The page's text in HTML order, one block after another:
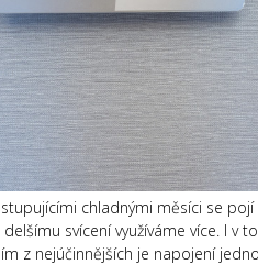
chladnými měsíci se
delšímu svícení využíváme více. I
z nejúčinnějších je napojení